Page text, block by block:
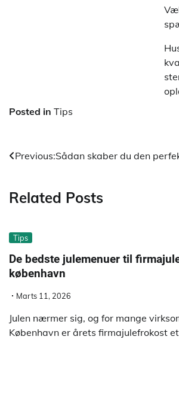
Posted in Tips
Indlægsnavigation
Previous:Sådan skaber du den
Related Posts
Tips
De bedste julemenuer til
københavn
Marts 11, 2026
Julen nærmer sig, og for mange
København er årets firmajulefrokost